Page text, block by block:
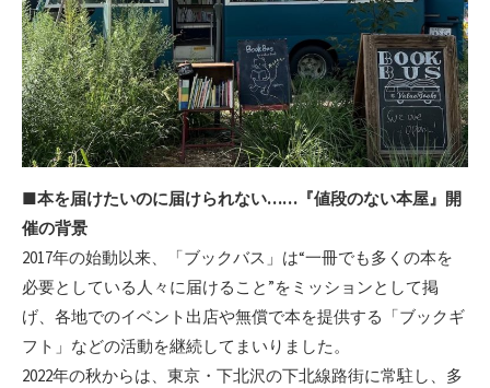
■本を届けたいのに届けられない……『値段のない本屋』開
催の背景
2017年の始動以来、「ブックバス」は“一冊でも多くの本を
必要としている人々に届けること”をミッションとして掲
げ、各地でのイベント出店や無償で本を提供する「ブックギ
フト」などの活動を継続してまいりました。
2022年の秋からは、東京・下北沢の下北線路街に常駐し、多